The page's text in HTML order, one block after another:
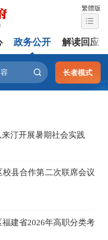
繁體版
政务公开 解读回应
长者模式
汀开展暑期社会实践
县合作第二次联席会议
建省2026年高职分类考